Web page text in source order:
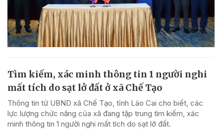
Tìm kiếm, xác minh thông tin 1 người nghi
mất tích do sạt lở đất ở xã Chế Tạo
Thông tin từ UBND xã Chế Tạo, tỉnh Lào Cai cho biết, các
lực lượng chức năng của xã đang tập trung tìm kiếm, xác
minh thông tin 1 người nghi mất tích do sạt lở đất.